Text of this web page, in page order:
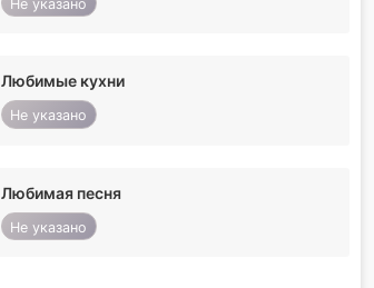
Не указано
Любимые кухни
Не указано
Любимая песня
Не указано